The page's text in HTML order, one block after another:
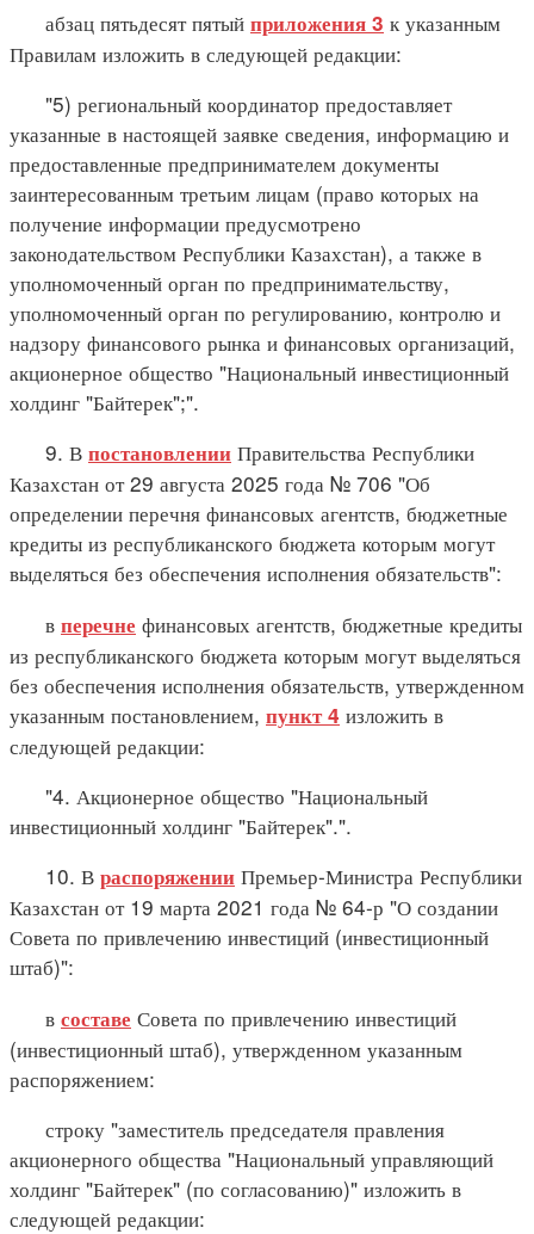
абзац пятьдесят пятый приложения 3 к указанным
Правилам изложить в следующей редакции:
"5) региональный координатор предоставляет
указанные в настоящей заявке сведения, информацию и
предоставленные предпринимателем документы
заинтересованным третьим лицам (право которых на
получение информации предусмотрено
законодательством Республики Казахстан), а также в
уполномоченный орган по предпринимательству,
уполномоченный орган по регулированию, контролю и
надзору финансового рынка и финансовых организаций,
акционерное общество "Национальный инвестиционный
холдинг "Байтерек";".
9. В постановлении Правительства Республики
Казахстан от 29 августа 2025 года № 706 "Об
определении перечня финансовых агентств, бюджетные
кредиты из республиканского бюджета которым могут
выделяться без обеспечения исполнения обязательств":
в перечне финансовых агентств, бюджетные кредиты
из республиканского бюджета которым могут выделяться
без обеспечения исполнения обязательств, утвержденном
указанным постановлением, пункт 4 изложить в
следующей редакции:
"4. Акционерное общество "Национальный
инвестиционный холдинг "Байтерек".".
10. В распоряжении Премьер-Министра Республики
Казахстан от 19 марта 2021 года № 64-р "О создании
Совета по привлечению инвестиций (инвестиционный
штаб)":
в составе Совета по привлечению инвестиций
(инвестиционный штаб), утвержденном указанным
распоряжением:
строку "заместитель председателя правления
акционерного общества "Национальный управляющий
холдинг "Байтерек" (по согласованию)" изложить в
следующей редакции: